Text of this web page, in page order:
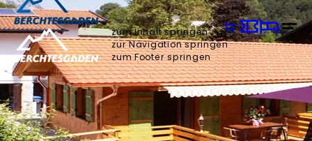
zum Inhalt springen
zur Navigation springen
zum Footer springen